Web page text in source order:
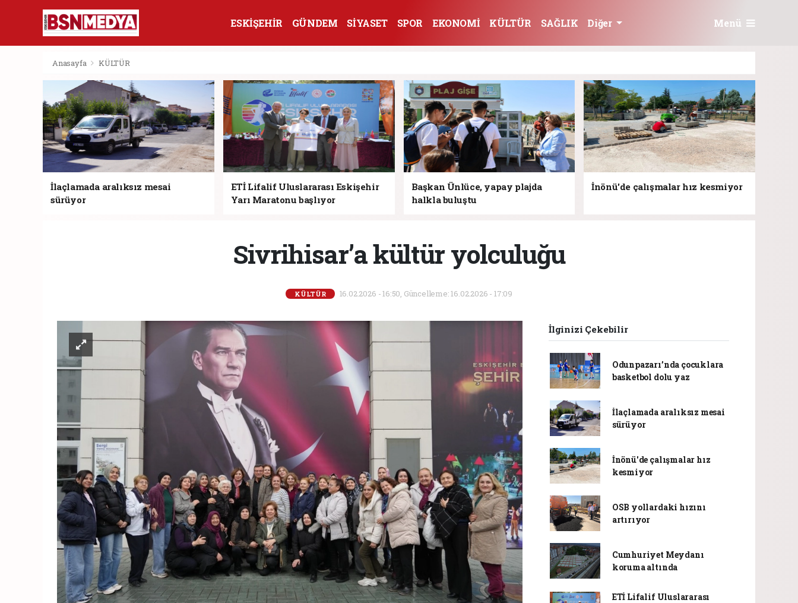
ESKİŞEHİR GÜNDEM SİYASET SPOR EKONOMİ KÜLTÜR SAĞLIK Diğer Menü
Anasayfa KÜLTÜR
İlaçlamada aralıksız mesai
sürüyor
ETİ Lifalif Uluslararası Eskişehir
Yarı Maratonu başlıyor
Başkan Ünlüce, yapay plajda
halkla buluştu
İnönü'de çalışmalar hız kesmiyor
Sivrihisar’a kültür yolculuğu
KÜLTÜR 16.02.2026 - 16:50, Güncelleme: 16.02.2026 - 17:09
İlginizi Çekebilir
Odunpazarı’nda çocuklara
basketbol dolu yaz
İlaçlamada aralıksız mesai
sürüyor
İnönü'de çalışmalar hız
kesmiyor
OSB yollardaki hızını
artırıyor
Cumhuriyet Meydanı
koruma altında
ETİ Lifalif Uluslararası